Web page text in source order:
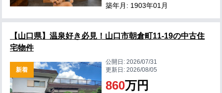
築年月: 1903年01月
【山口県】温泉好き必見！山口市朝倉町11-19の中古住
宅物件
新着
公開日:2026/07/31
更新日:2026/08/05
860万円